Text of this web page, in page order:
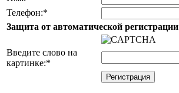
Телефон:*
Защита от автоматической регистрации
Введите слово на
картинке:*